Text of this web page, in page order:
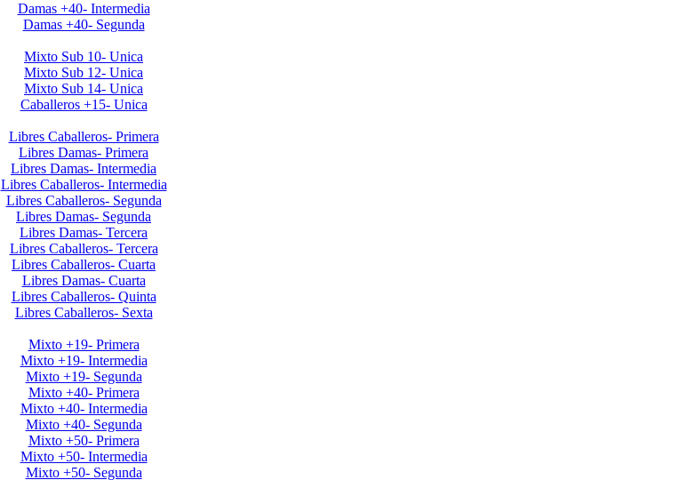
Damas +40- Intermedia
Damas +40- Segunda
Mixto Sub 10- Unica
Mixto Sub 12- Unica
Mixto Sub 14- Unica
Caballeros +15- Unica
Libres Caballeros- Primera
Libres Damas- Primera
Libres Damas- Intermedia
Libres Caballeros- Intermedia
Libres Caballeros- Segunda
Libres Damas- Segunda
Libres Damas- Tercera
Libres Caballeros- Tercera
Libres Caballeros- Cuarta
Libres Damas- Cuarta
Libres Caballeros- Quinta
Libres Caballeros- Sexta
Mixto +19- Primera
Mixto +19- Intermedia
Mixto +19- Segunda
Mixto +40- Primera
Mixto +40- Intermedia
Mixto +40- Segunda
Mixto +50- Primera
Mixto +50- Intermedia
Mixto +50- Segunda